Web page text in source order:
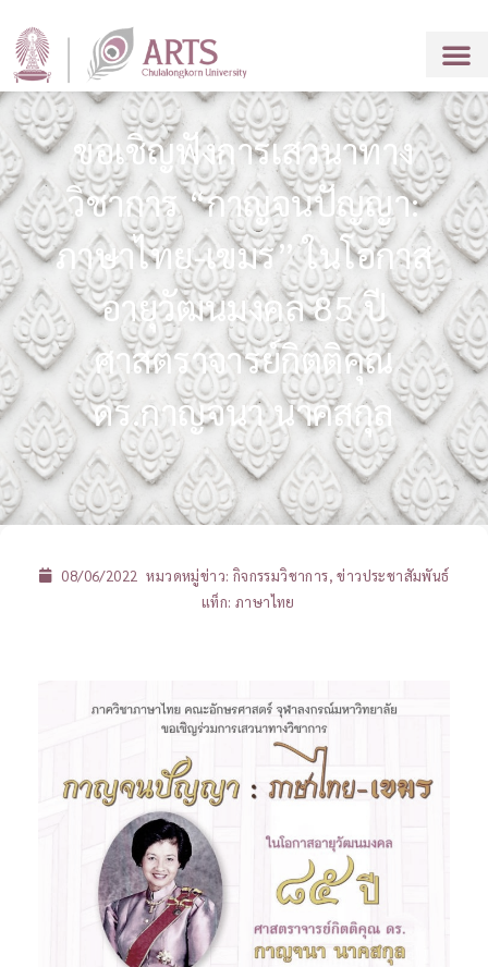
ขอเชิญฟังการเสวนาทาง
วิชาการ “กาญจนปัญญา:
ภาษาไทย-เขมร” ในโอกาส
อายุวัฒนมงคล 85 ปี
ศาสตราจารย์กิตติคุณ
ดร.กาญจนา นาคสกุล
08/06/2022 หมวดหมู่ข่าว: กิจกรรมวิชาการ,ข่าวประชาสัมพันธ์
แท็ก: ภาษาไทย